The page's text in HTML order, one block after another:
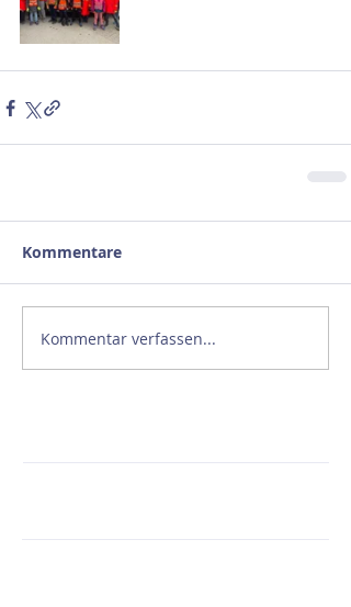
Kommentare
Kommentar verfassen...